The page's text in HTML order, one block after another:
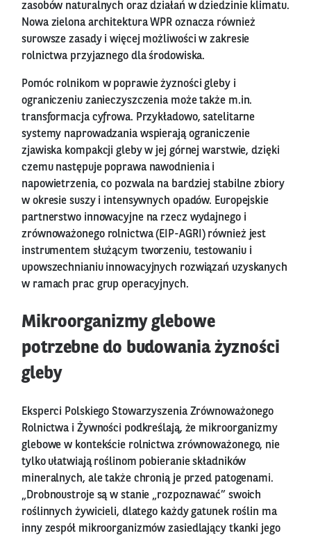
zasobów naturalnych oraz działań w dziedzinie klimatu.
Nowa zielona architektura WPR oznacza również
surowsze zasady i więcej możliwości w zakresie
rolnictwa przyjaznego dla środowiska.
Pomóc rolnikom w poprawie żyzności gleby i
ograniczeniu zanieczyszczenia może także m.in.
transformacja cyfrowa. Przykładowo, satelitarne
systemy naprowadzania wspierają ograniczenie
zjawiska kompakcji gleby w jej górnej warstwie, dzięki
czemu następuje poprawa nawodnienia i
napowietrzenia, co pozwala na bardziej stabilne zbiory
w okresie suszy i intensywnych opadów. Europejskie
partnerstwo innowacyjne na rzecz wydajnego i
zrównoważonego rolnictwa (EIP-AGRI) również jest
instrumentem służącym tworzeniu, testowaniu i
upowszechnianiu innowacyjnych rozwiązań uzyskanych
w ramach prac grup operacyjnych.
Mikroorganizmy glebowe
potrzebne do budowania żyzności
gleby
Eksperci Polskiego Stowarzyszenia Zrównoważonego
Rolnictwa i Żywności podkreślają, że mikroorganizmy
glebowe w kontekście rolnictwa zrównoważonego, nie
tylko ułatwiają roślinom pobieranie składników
mineralnych, ale także chronią je przed patogenami.
„Drobnoustroje są w stanie „rozpoznawać” swoich
roślinnych żywicieli, dlatego każdy gatunek roślin ma
inny zespół mikroorganizmów zasiedlający tkanki jego